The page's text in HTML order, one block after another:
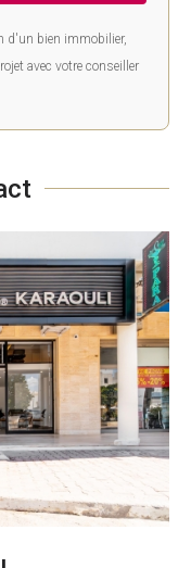
d'un bien immobilier,
avec votre conseiller